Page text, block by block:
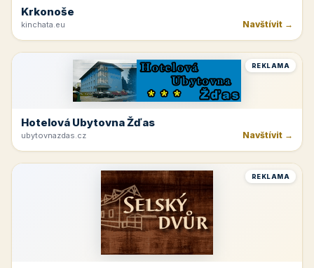
Krkonoše
kinchata.eu Navštívit →
REKLAMA
Hotelová Ubytovna Žďas
ubytovnazdas.cz Navštívit →
REKLAMA